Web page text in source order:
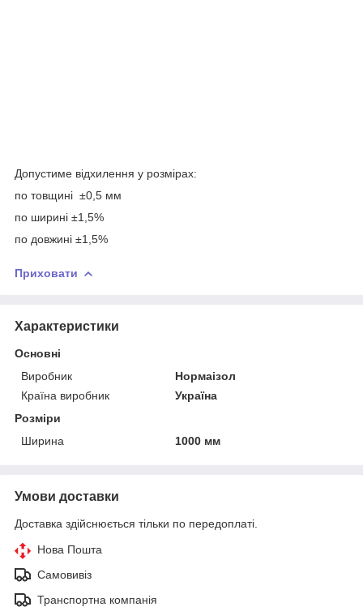
Допустиме відхилення у розмірах:
по товщині ±0,5 мм
по ширині ±1,5%
по довжині ±1,5%
Приховати
Характеристики
Основні
Виробник
Нормаізол
Країна виробник
Україна
Розміри
Ширина
1000 мм
Умови доставки
Доставка здійснюється тільки по передоплаті.
Нова Пошта
Самовивіз
Транспортна компанія